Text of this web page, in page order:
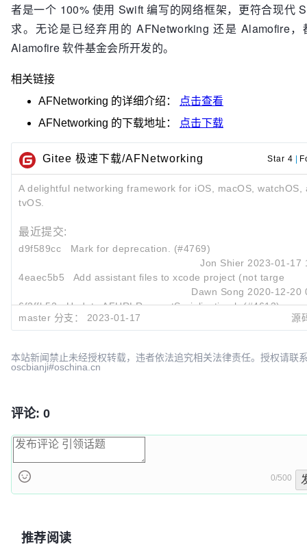
者是一个 100% 使用 Swift 编写的网络框架，更符合现代
求。无论是已经弃用的 AFNetworking 还是 Alamofire，
Alamofire 软件基金会所开发的。
相关链接
AFNetworking 的详细介绍：
点击查看
AFNetworking 的下载地址： 点击下载
Gitee 极速下载/AFNetworking Star 4 |
A delightful networking framework for iOS, macOS, watchOS,
tvOS.
最近提交:
d9f589cc
Mark for deprecation. (#4769)
Jon Shier 2023-01-17
4eaec5b5
Add assistant files to xcode project (not target)
Dawn Song 2020-12-20
6f2ffb52
Update AFURLRequestSerialization.h (#4613)
2020-12-20
master 分支： 2023-01-17 源
本站新闻禁止未经授权转载，违者依法追究相关法律责任。授权请联
oscbianji#oschina.cn
评论: 0
0/500
推荐阅读